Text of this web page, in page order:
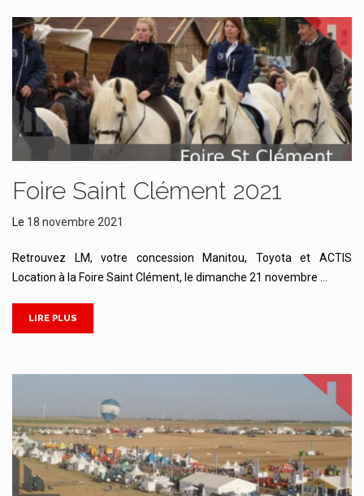
Foire Saint Clément 2021
Le 18 novembre 2021
Retrouvez LM, votre concession Manitou, Toyota et ACTIS
Location à la Foire Saint Clément, le dimanche 21 novembre …
LIRE PLUS